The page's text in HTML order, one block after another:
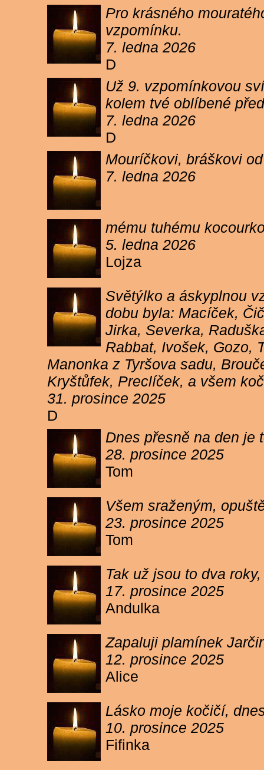
Pro krásného
vzpomínku.
7. ledna 2026
D
Už 9. vzpomínkovou
kolem tvé oblíbené
7. ledna 2026
D
Mouríčkovi, bráškovi
7. ledna 2026
mému tuhému
5. ledna 2026
Lojza
Světýlko a áskyplnou
dobu byla: Macíček,
Jirka, Severka,
Rabbat, Ivošek, Gozo,
Manonka z Tyršova sadu,
Kryštůfek, Preclíček, a všem
31. prosince 2025
D
Dnes přesně na den je
28. prosince 2025
Tom
Všem sraženým,
23. prosince 2025
Tom
Tak už jsou to dva
17. prosince 2025
Andulka
Zapaluji plamínek
12. prosince 2025
Alice
Lásko moje kočičí,
10. prosince 2025
Fifinka